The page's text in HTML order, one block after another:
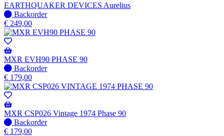
EARTHQUAKER DEVICES Aurelius
Niet
op
voorraad
-
Wordt
verzonden
wanneer
beschikbaar
Backorder
€ 249,00
MXR EVH90 PHASE 90
Niet
op
voorraad
-
Wordt
verzonden
wanneer
beschikbaar
Backorder
€ 179,00
MXR CSP026 Vintage 1974 Phase 90
Niet
op
Backorder
€ 179,00